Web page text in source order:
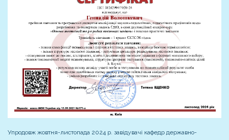
Упродовж жовтня-листопада 2024 р. завідувачі кафедр державно-